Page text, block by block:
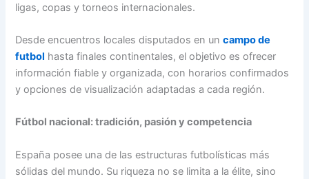
ligas, copas y torneos internacionales.
Desde encuentros locales disputados en uncampo de
futbol hasta finales continentales, el objetivo es ofrecer
información fiable y organizada, con horarios confirmados
y opciones de visualización adaptadas a cada región.
Fútbol nacional: tradición, pasión y competencia
España posee una de las estructuras futbolísticas más
sólidas del mundo. Su riqueza no se limita a la élite, sino